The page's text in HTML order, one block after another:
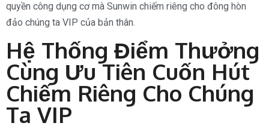
quyền công dụng cơ mà Sunwin chiếm riêng cho đông hòn
đảo chúng ta VIP của bản thân.
Hệ Thống Điểm Thưởng
Cùng Ưu Tiên Cuốn Hút
Chiếm Riêng Cho Chúng
Ta VIP